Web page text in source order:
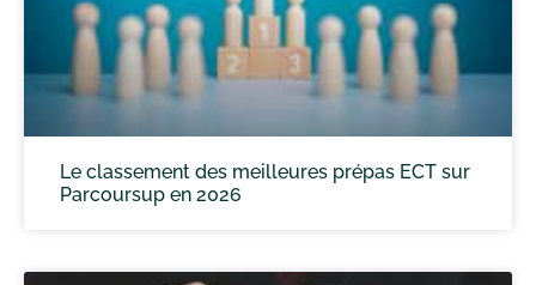
Le classement des meilleures prépas ECT sur
Parcoursup en 2026